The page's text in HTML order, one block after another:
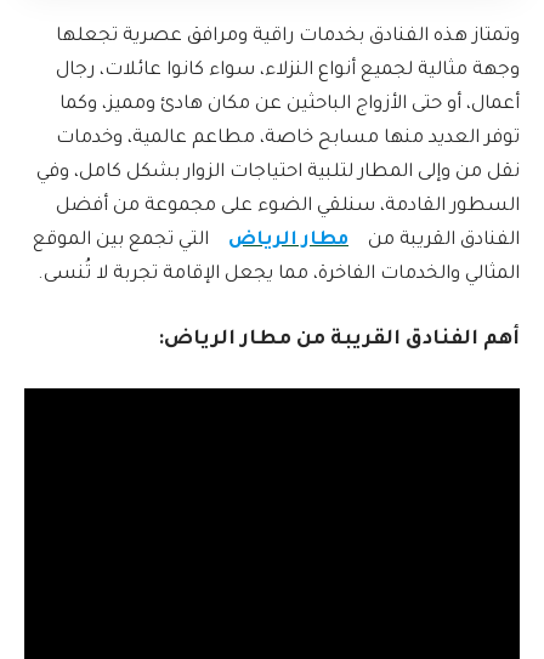
وتمتاز هذه الفنادق بخدمات راقية ومرافق عصرية تجعلها
وجهة مثالية لجميع أنواع النزلاء، سواء كانوا عائلات، رجال
أعمال، أو حتى الأزواج الباحثين عن مكان هادئ ومميز، وكما
توفر العديد منها مسابح خاصة، مطاعم عالمية، وخدمات
نقل من وإلى المطار لتلبية احتياجات الزوار بشكل كامل، وفي
السطور القادمة، سنلقي الضوء على مجموعة من أفضل
الفنادق القريبة من
مطار الرياض
التي تجمع بين الموقع
المثالي والخدمات الفاخرة، مما يجعل الإقامة تجربة لا تُنسى.
أهم الفنادق القريبة من مطار الرياض: